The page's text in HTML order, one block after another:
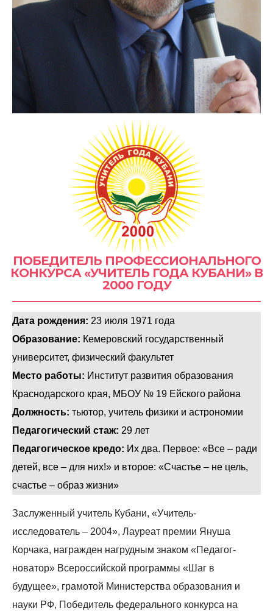
ПОБЕДИТЕЛЬ ПРОФЕССИОНАЛЬНОГО
КОНКУРСА «УЧИТЕЛЬ ГОДА КУБАНИ» В
2000 ГОДУ
Дата рождения: 23 июля 1971 года
Образование: Кемеровский государственный
университет, физический факультет
Место работы: Институт развития образования
Краснодарского края, МБОУ № 19 Ейского района
Должность: тьютор, учитель физики и астрономии
Педагогический стаж: 29 лет
Педагогическое кредо: Их два. Первое: «Все – ради
детей, все – для них!» и второе: «Счастье – не цель,
счастье – образ жизни»
Заслуженный учитель Кубани, «Учитель-
исследователь – 2004», Лауреат премии Януша
Корчака, награжден нагрудным знаком «Педагог-
новатор» Всероссийской программы «Шаг в
будущее», грамотой Министерства образования и
науки РФ, Победитель федерального конкурса на